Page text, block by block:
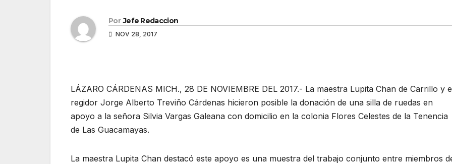
Por Jefe Redaccion
NOV 28, 2017
LÁZARO CÁRDENAS MICH., 28 DE NOVIEMBRE DEL 2017.- La maestra Lupita Chan de Carrillo y
regidor Jorge Alberto Treviño Cárdenas hicieron posible la donación de una silla de ruedas en
apoyo a la señora Silvia Vargas Galeana con domicilio en la colonia Flores Celestes de la Tenencia
de Las Guacamayas.
La maestra Lupita Chan destacó este apoyo es una muestra del trabajo conjunto entre miembros